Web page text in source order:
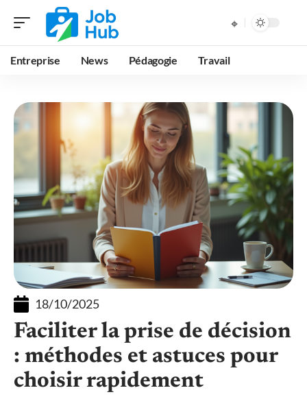
Entreprise News Pédagogie Travail
18/10/2025
Faciliter la prise de décision
: méthodes et astuces pour
choisir rapidement